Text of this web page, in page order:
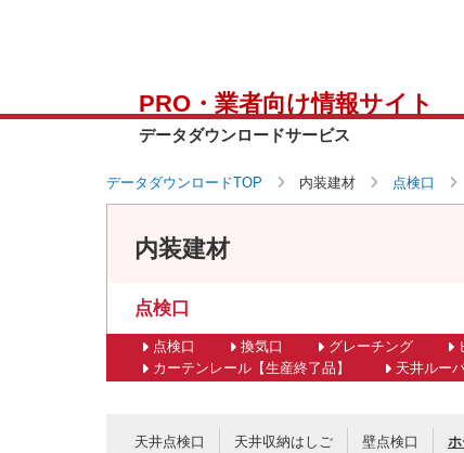
PRO・業者向け情報サイト
データダウンロードサービス
データダウンロードTOP 内装建材 点検口
内装建材
点検口
点検口 換気口 グレーチング
カーテンレール【生産終了品】
天井ルー
天井点検口 天井収納はしご 壁点検口